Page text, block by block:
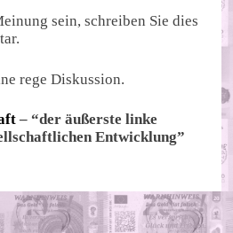
sein, schreiben Sie dies
rege Diskussion.
– “der äußerste linke
Entwicklung”